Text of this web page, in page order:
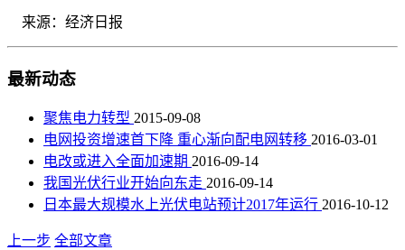
来源：经济日报
最新动态
聚焦电力转型 2015-09-08
电网投资增速首下降 重心渐向配电网转移 2016-03-01
电改或进入全面加速期 2016-09-14
我国光伏行业开始向东走 2016-09-14
日本最大规模水上光伏电站预计2017年运行 2016-10-12
上一步 全部文章